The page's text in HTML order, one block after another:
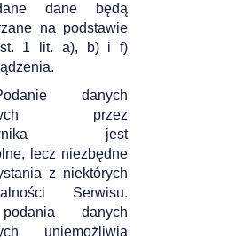
dane będą
na podstawie
1 lit. a), b) i f)
danych
przez
jest
lecz niezbędne
z niektórych
Serwisu.
danych
uniemożliwia